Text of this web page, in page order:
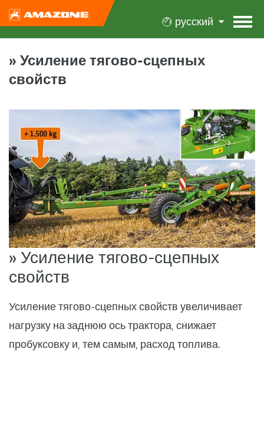
русский
» Усиление тягово-сцепных
свойств
» Усиление тягово-сцепных
свойств
Усиление тягово-сцепных свойств увеличивает
нагрузку на заднюю ось трактора, снижает
пробуксовку и, тем самым, расход топлива.